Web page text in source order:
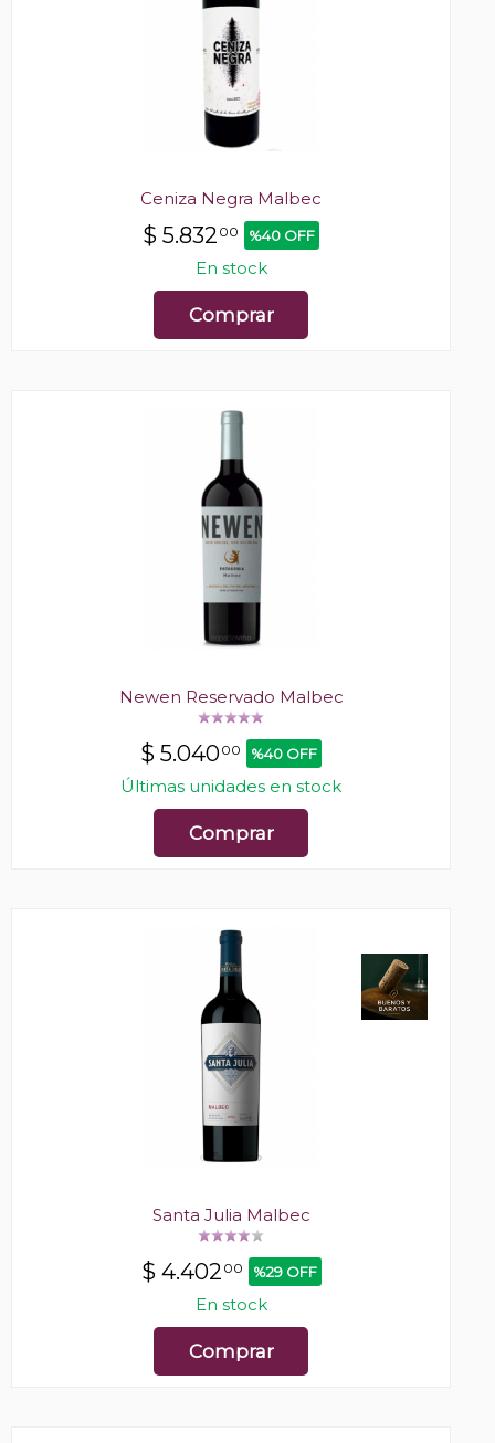
Ceniza Negra Malbec
$ 5.832 00 %40 OFF
En stock
Comprar
Newen Reservado Malbec
$ 5.04000 %40 OFF
Últimas unidades en stock
Comprar
Santa Julia Malbec
$ 4.402 00 %29 OFF
En stock
Comprar